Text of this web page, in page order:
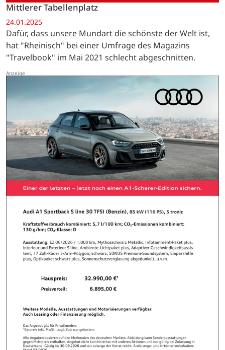
Mittlerer Tabellenplatz
24.01.2025
Dafür, dass unsere Mundart die schönste der Welt ist,
hat "Rheinisch" bei einer Umfrage des Magazins
"Travelbook" im Mai 2021 schlecht abgeschnitten.